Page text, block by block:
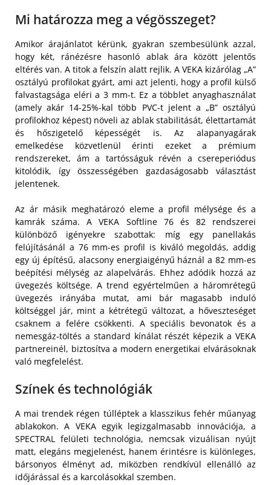
Mi határozza meg a végösszeget?
Amikor árajánlatot kérünk, gyakran szembesülünk azzal,
hogy két, ránézésre hasonló ablak ára között jelentős
eltérés van. A titok a felszín alatt rejlik. A VEKA kizárólag „A”
osztályú profilokat gyárt, ami azt jelenti, hogy a profil külső
falvastagsága eléri a 3 mm-t. Ez a többlet anyaghasználat
(amely akár 14-25%-kal több PVC-t jelent a „B” osztályú
profilokhoz képest) növeli az ablak stabilitását, élettartamát
és hőszigetelő képességét is. Az alapanyagárak
emelkedése közvetlenül érinti ezeket a prémium
rendszereket, ám a tartósságuk révén a csereperiódus
kitolódik, így összességében gazdaságosabb választást
jelentenek.
Az ár másik meghatározó eleme a profil mélysége és a
kamrák száma. A VEKA Softline 76 és 82 rendszerei
különböző igényekre szabottak: míg egy panellakás
felújításánál a 76 mm-es profil is kiváló megoldás, addig
egy új építésű, alacsony energiaigényű háznál a 82 mm-es
beépítési mélység az alapelvárás. Ehhez adódik hozzá az
üvegezés költsége. A trend egyértelműen a háromrétegű
üvegezés irányába mutat, ami bár magasabb induló
költséggel jár, mint a kétrétegű változat, a hőveszteséget
csaknem a felére csökkenti. A speciális bevonatok és a
nemesgáz-töltés a standard kínálat részét képezik a VEKA
partnereinél, biztosítva a modern energetikai elvárásoknak
való megfelelést.
Színek és technológiák
A mai trendek régen túlléptek a klasszikus fehér műanyag
ablakokon. A VEKA egyik legizgalmasabb innovációja, a
SPECTRAL felületi technológia, nemcsak vizuálisan nyújt
matt, elegáns megjelenést, hanem érintésre is különleges,
bársonyos élményt ad, miközben rendkívül ellenálló az
időjárással és a karcolásokkal szemben.